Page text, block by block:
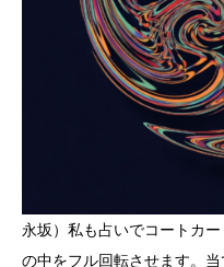
永坂）私も占いでコートカ
の中をフル回転させます。